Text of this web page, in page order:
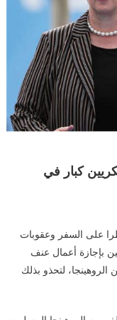
كبار في
على السفر وعقوبات
بإجازة أعمال عنف
لتحذو بذلك